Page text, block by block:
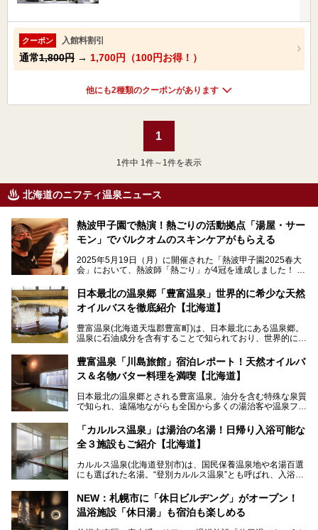
クーポン 入館料割引
通常1,800円 → 1,700円（100円お得！）
他にも2種類のクーポンがあります
1
1 件中 1件～1件を表示
北海道のニフティ温泉ニュース
熱波甲子園で熱演！熱ごりの活動拠点「湯屋・サー
モン」でバルクオムのスキンケアがもらえる
2025年5月19日（月）に開催された「熱波甲子園2025春大
会」において、熱波師「熱ごり」が4冠を達成しました！
動拠点である北海道の銭湯「湯屋・サーモン」にて、メンズ
スキンケアブランド バルクオムの「ONE DAY KIT」を数量
限定でプレゼントいたします。
で、ぜひお試しください。※6月13日配布開始、なくなり次
第終了
───
提供元：株式会社バルクオム【PR】
この記事は株式会社バルクオム商品のPR記事です。
日本最北の温泉郷「豊富温泉」世界的に希少な天然
オイルバスを徹底紹介【北海道】
豊富温泉(北海道天塩郡豊富町)は、日本最北にある温泉郷。
温泉に石油成分を含有することで知られており、世界的にも
に特効があると言われ、遠隔地ながらも全国から湯治・療養
目的で多くの人々が訪れます。
地体験し、独自の視点で豊富温泉の“天然オイルバス”をレポ
ート。温泉地概要や日帰り入浴施設をはじめ、宿泊施設・ア
豊富温泉「川島旅館」宿泊レポート！天然オイルバ
ス＆名物バター料理を満喫【北海道】
日本最北の温泉郷とされる豊富温泉。油分を含む特殊な泉質
で知られ、遠隔地ながらも全国から多くの湯治客や温泉ファ
「川島旅館」は、豊富温泉の開湯当初から営業する老舗旅
館。とりわけ温泉の良さと名物のバター料理に定評があり、
の温泉や料理をはじめ、パブリックスペース・客室など宿の
全貌を徹底的にご紹介します！
「カルルス温泉」は湯治の名湯！日帰り入浴可能な
全３施設もご紹介【北海道】
カルルス温泉(北海道登別市)は、国民保養温泉地や名湯百選
にも選ばれた名湯。“登別カルルス温泉”とも呼ばれ、入浴剤
豊かな登別温泉とは対照的な存在で、今も湯治場的な要素が
残る閑静な温泉地です。
NEW：札幌市に「休日ビルヂング」がオープン！
温浴施設「休日湯」も宿泊も楽しめる